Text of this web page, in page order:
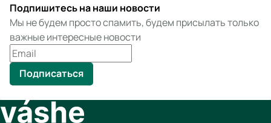
Подпишитесь на наши новости
Мы не будем просто спамить, будем присылать только
важные интересные новости
Подписаться